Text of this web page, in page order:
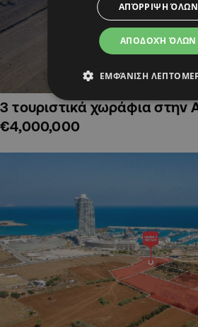
3 τουριστικά χωράφια στην
€4,000,000
ΑΠΟΔΟΧΉ ΌΛΩΝ
ΑΠΌΡΡΙΨΗ ΌΛΩΝ
ΕΜΦΆΝΙΣΗ